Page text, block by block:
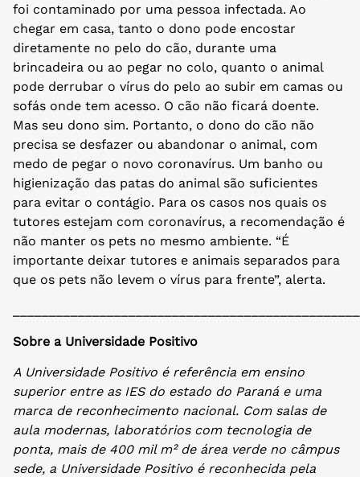
foi contaminado por uma pessoa infectada. Ao
chegar em casa, tanto o dono pode encostar
diretamente no pelo do cão, durante uma
brincadeira ou ao pegar no colo, quanto o animal
pode derrubar o vírus do pelo ao subir em camas ou
sofás onde tem acesso. O cão não ficará doente.
Mas seu dono sim. Portanto, o dono do cão não
precisa se desfazer ou abandonar o animal, com
medo de pegar o novo coronavírus. Um banho ou
higienização das patas do animal são suficientes
para evitar o contágio. Para os casos nos quais os
tutores estejam com coronavírus, a recomendação é
não manter os pets no mesmo ambiente. “É
importante deixar tutores e animais separados para
que os pets não levem o vírus para frente”, alerta.
Sobre a Universidade Positivo
A Universidade Positivo é referência em ensino
superior entre as IES do estado do Paraná e uma
marca de reconhecimento nacional. Com salas de
aula modernas, laboratórios com tecnologia de
ponta, mais de 400 mil m² de área verde no câmpus
sede, a Universidade Positivo é reconhecida pela